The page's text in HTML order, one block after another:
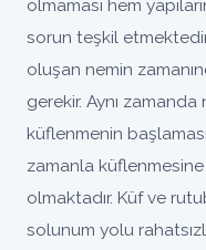
olmaması hem
sorun teşkil
oluşan nemin
gerekir. Aynı
küflenmenin
zamanla küflenmesine
olmaktadır. Küf ve
solunum yolu